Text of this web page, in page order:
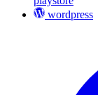
wordpress